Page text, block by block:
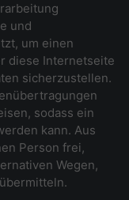
und
um einen
diese Internetseite
sicherzustellen.
sodass ein
kann. Aus
Person frei,
Wegen,